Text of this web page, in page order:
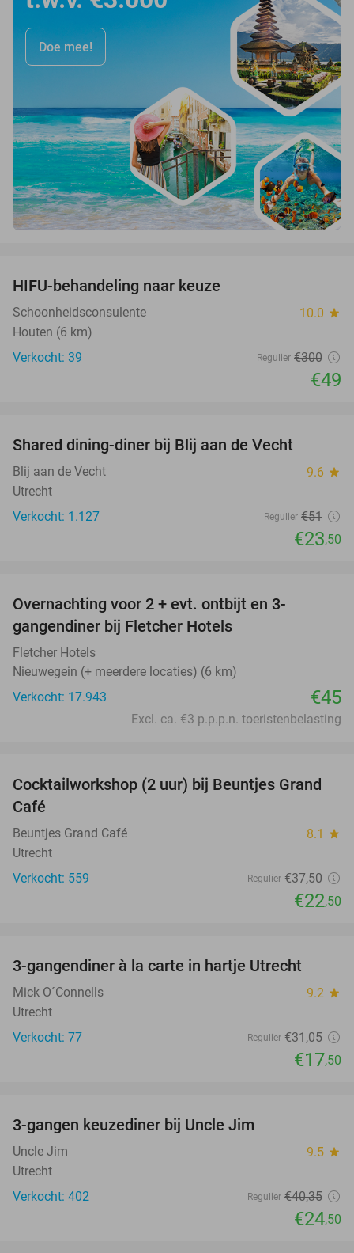
Doe mee!
HIFU-behandeling naar keuze
Schoonheidsconsulente 10.0 star
Houten (6 km)
Verkocht: 39
Regulier €300
€49
Shared dining-diner bij Blij aan de Vecht
Blij aan de Vecht 9.6 star
Utrecht
Verkocht: 1.127
Regulier €51
€23,50
Overnachting voor 2 + evt. ontbijt en 3-
gangendiner bij Fletcher Hotels
Fletcher Hotels
Nieuwegein (+ meerdere locaties) (6 km)
Verkocht: 17.943
€45
Excl. ca. €3 p.p.p.n. toeristenbelasting
40%
Cocktailworkshop (2 uur) bij Beuntjes Grand
Café
Beuntjes Grand Café 8.1 star
Utrecht
Verkocht: 559
Regulier €37,50
€22,50
3-gangendiner à la carte in hartje Utrecht
Mick O´Connells 9.2 star
Utrecht
Verkocht: 77
Regulier €31,05
€17,50
3-gangen keuzediner bij Uncle Jim
Uncle Jim 9.5 star
Utrecht
Verkocht: 402
Regulier €40,35
€24,50